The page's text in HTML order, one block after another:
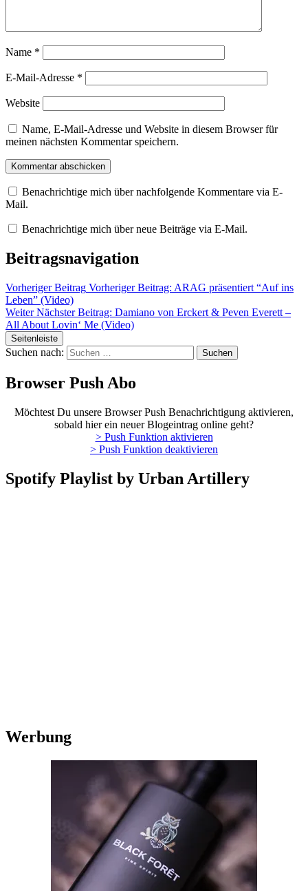
Name *
E-Mail-Adresse *
Website
Name, E-Mail-Adresse und Website in diesem Browser für
meinen nächsten Kommentar speichern.
Benachrichtige mich über nachfolgende Kommentare via E-
Mail.
Benachrichtige mich über neue Beiträge via E-Mail.
Beitragsnavigation
Vorheriger Beitrag Vorheriger Beitrag: ARAG präsentiert “Auf ins
Leben” (Video)
Weiter Nächster Beitrag: Damiano von Erckert & Peven Everett –
All About Lovin‘ Me (Video)
Seitenleiste
Suchen nach:
Browser Push Abo
Möchtest Du unsere Browser Push Benachrichtigung aktivieren,
sobald hier ein neuer Blogeintrag online geht?
> Push Funktion aktivieren
> Push Funktion deaktivieren
Spotify Playlist by Urban Artillery
Werbung